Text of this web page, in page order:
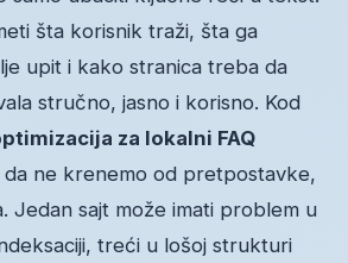
šta korisnik traži, šta ga
upit i kako stranica treba da
stručno, jasno i korisno. Kod
za lokalni FAQ
ne krenemo od pretpostavke,
Jedan sajt može imati problem u
treći u lošoj strukturi